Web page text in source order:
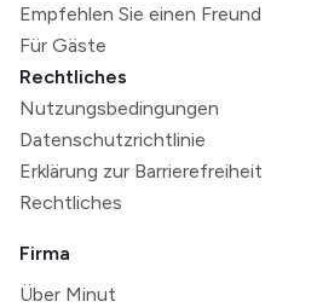
Empfehlen Sie einen Freund
Für Gäste
Rechtliches
Nutzungsbedingungen
Datenschutzrichtlinie
Erklärung zur Barrierefreiheit
Rechtliches
Firma
Über Minut